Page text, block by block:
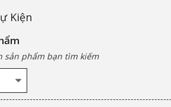
Kiện
sản phẩm bạn tìm kiếm